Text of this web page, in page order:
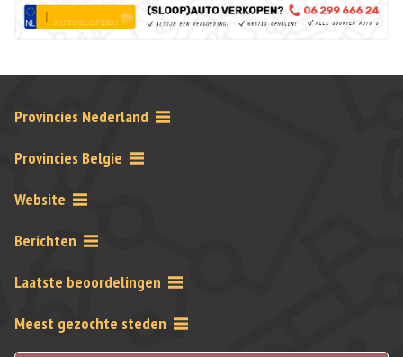
Provincies Nederland
Provincies Belgie
Website
Berichten
Laatste beoordelingen
Meest gezochte steden